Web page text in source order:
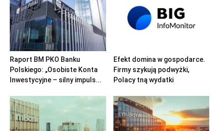
Raport BM PKO Banku
Polskiego: „Osobiste Konta
Inwestycyjne – silny impuls...
Efekt domina w gospodarce.
Firmy szykują podwyżki,
Polacy tną wydatki